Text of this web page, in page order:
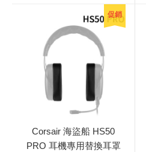
促銷
Corsair 海盜船 HS50
PRO 耳機專用替換耳罩